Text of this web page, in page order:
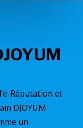
Réputation et
DJOYUM
un